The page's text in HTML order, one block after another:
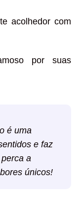
acolhedor com
por suas
é uma
e faz
a
únicos!